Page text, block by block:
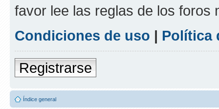
favor lee las reglas de los foros
Condiciones de uso | Política
Registrarse
Índice general